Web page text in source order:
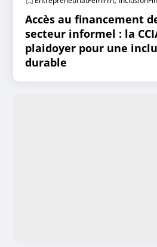
Accès au financement
secteur informel : la
plaidoyer pour une
durable